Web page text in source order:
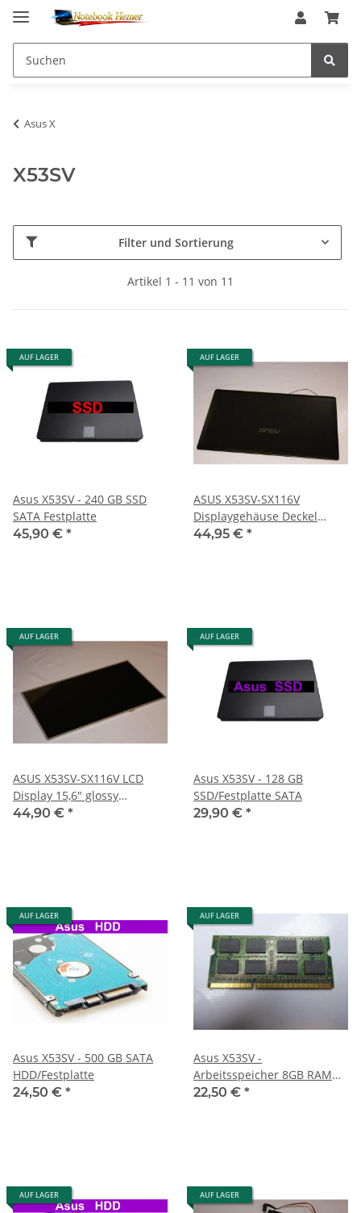
Asus X
X53SV
Filter und Sortierung
Artikel 1 - 11 von 11
AUF LAGER
Asus X53SV - 240 GB SSD
SATA Festplatte
45,90 € *
AUF LAGER
ASUS X53SV-SX116V
Displaygehäuse Deckel
13GN3C4AP010 #3252
44,95 € *
AUF LAGER
ASUS X53SV-SX116V LCD
Display 15,6" glossy
glänzend LP156WH4
44,90 € *
AUF LAGER
Asus X53SV - 128 GB
SSD/Festplatte SATA
29,90 € *
AUF LAGER
Asus X53SV - 500 GB SATA
HDD/Festplatte
24,50 € *
AUF LAGER
Asus X53SV -
Arbeitsspeicher 8GB RAM
Memory DDR3
22,50 € *
AUF LAGER AUF LAGER